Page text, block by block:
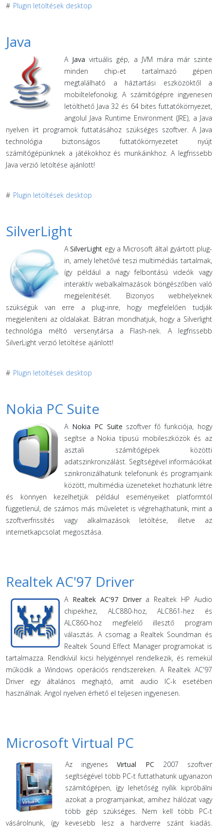
# Plugin letöltések desktop
Java
A Java virtuális gép, a JVM mára már szinte
minden chip-et tartalmazó gépen
megtalálható a háztartási eszközöktől a
mobiltelefonokig. A számítógépre ingyenesen
letölthető Java 32 és 64 bites futtatókörnyezet,
angolul Java Runtime Environment (JRE), a Java
nyelven írt programok futtatásához szükséges szoftver. A Java
technológia biztonságos futtatókörnyezetet nyújt
számítógépünknek a játékokhoz és munkáinkhoz. A legfrissebb
Java verzió letöltése ajánlott!
# Plugin letöltések desktop
SilverLight
ASilverLight egy a Microsoft által gyártott plug-
in, amely lehetővé teszi multimédiás tartalmak,
így például a nagy felbontású videók vagy
interaktív webalkalmazások böngészőben való
megjelenítését. Bizonyos webhelyeknek
szükségük van erre a plug-inre, hogy megfelelően tudják
megjeleníteni az oldalakat. Bátran mondhatjuk, hogy a Silverlight
technológia méltó versenytársa a Flash-nek. A legfrissebb
SilverLight verzió letöltése ajánlott!
# Plugin letöltések desktop
Nokia PC Suite
A Nokia PC Suite szoftver fő funkciója, hogy
segítse a Nokia típusú mobileszközök és az
asztali számítógépek közötti
adatszinkronizálást. Segítségével információkat
szinkronizálhatunk telefonunk és programjaink
között, multimédia üzeneteket hozhatunk létre
és könnyen kezelhetjük például eseményeiket platformtól
függetlenül, de számos más műveletet is végrehajthatunk, mint a
szoftverfrissítés vagy alkalmazások letöltése, illetve az
internetkapcsolat megosztása.
Realtek AC'97 Driver
A Realtek AC'97 Drivera Realtek HP Audio
chipekhez, ALC880-hoz, ALC861-hez és
ALC860-hoz megfelelő illesztő program
választás. A csomag a Realtek Soundman és
Realtek Sound Effect Manager programokat is
tartalmazza. Rendkívül kicsi helyigénnyel rendelkezik, és remekül
működik a Windows operációs rendszereken. A Realtek AC'97
Driver egy általános meghajtó, amit audio IC-k esetében
használnak. Angol nyelven érhető el teljesen ingyenesen.
Microsoft Virtual PC
Az ingyenesVirtual PC 2007 szoftver
segítségével több PC-t futtathatunk ugyanazon
számítógépen, így lehetőség nyílik kipróbálni
azokat a programjainkat, amihez hálózat vagy
több gép szükséges. Nem kell több PC-t
vásárolnunk, így kevesebb lesz a hardverre szánt kiadás.